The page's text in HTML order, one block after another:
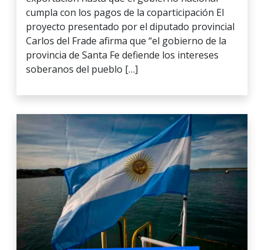
cumpla con los pagos de la coparticipación El
proyecto presentado por el diputado provincial
Carlos del Frade afirma que “el gobierno de la
provincia de Santa Fe defiende los intereses
soberanos del pueblo […]